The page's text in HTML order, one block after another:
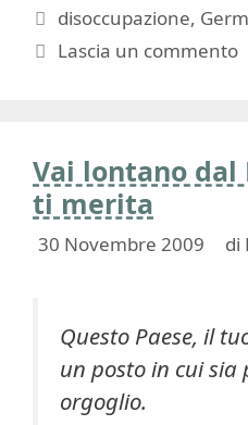
Tag
disoccupazione,
Lascia un commento
Vai lontano dal
ti merita
30 Novembre 2009 di
Questo Paese, il
un posto in cui sia
orgoglio.